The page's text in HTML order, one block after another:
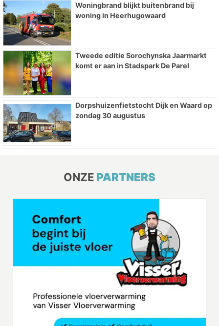
Woningbrand blijkt buitenbrand bij
woning in Heerhugowaard
Tweede editie Sorochynska Jaarmarkt
komt er aan in Stadspark De Parel
Dorpshuizenfietstocht Dijk en Waard op
zondag 30 augustus
ONZE PARTNERS